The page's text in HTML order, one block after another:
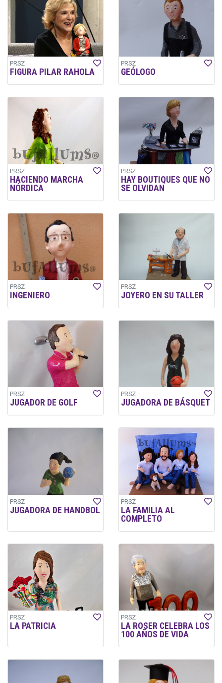
PRSZ
FIGURA PILAR RAHOLA
PRSZ
GEÓLOGO
PRSZ
HACIENDO MARCHA
NÓRDICA
PRSZ
HAY BOUTIQUES QUE NO
SE OLVIDAN
PRSZ
INGENIERO
PRSZ
JOYERO EN SU TALLER
PRSZ
JUGADOR DE GOLF
PRSZ
JUGADORA DE BÁSQUET
PRSZ
JUGADORA DE HANDBOL
PRSZ
LA FAMILIA AL
COMPLETO
PRSZ
LA PATRICIA
PRSZ
LA ROSER CELEBRA LOS
100 AÑOS DE VIDA